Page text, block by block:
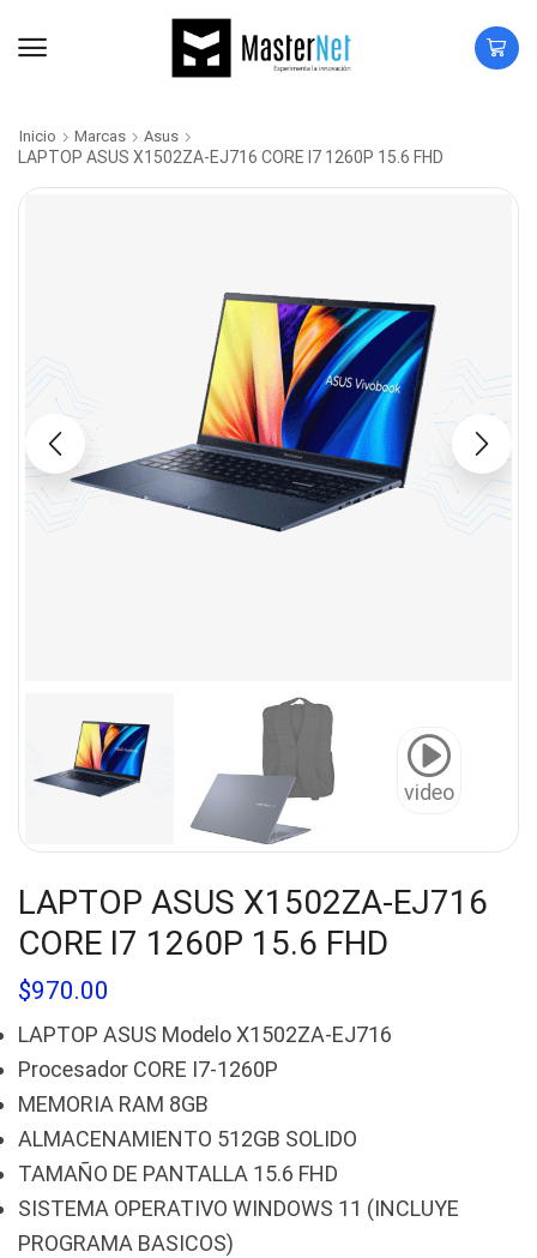
Inicio Marcas Asus
LAPTOP ASUS X1502ZA-EJ716 CORE I7 1260P 15.6 FHD
video
LAPTOP ASUS X1502ZA-EJ716
CORE I7 1260P 15.6 FHD
$970.00
LAPTOP ASUS Modelo X1502ZA-EJ716
Procesador CORE I7-1260P
MEMORIA RAM 8GB
ALMACENAMIENTO 512GB SOLIDO
TAMAÑO DE PANTALLA 15.6 FHD
SISTEMA OPERATIVO WINDOWS 11 (INCLUYE
PROGRAMA BASICOS)